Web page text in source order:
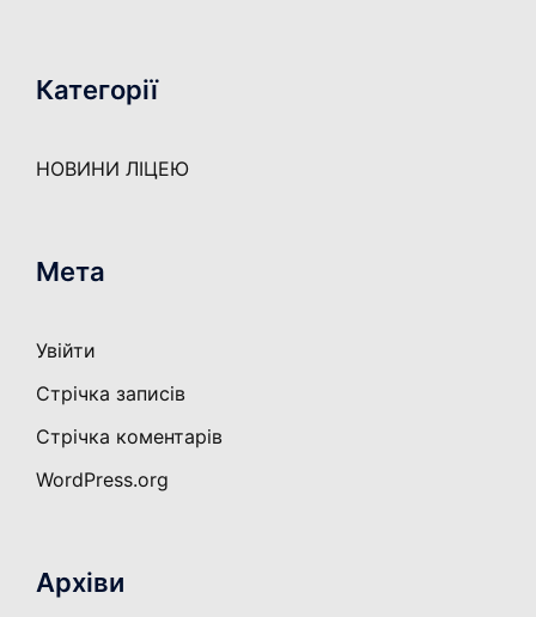
Категорії
НОВИНИ ЛІЦЕЮ
Мета
Увійти
Стрічка записів
Стрічка коментарів
WordPress.org
Архіви